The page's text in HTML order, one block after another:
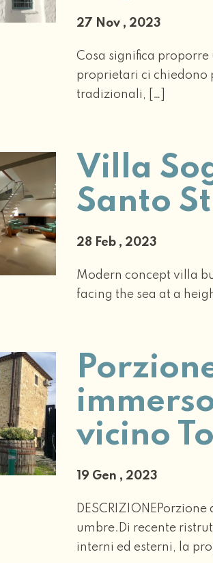
27 Nov , 2023
Cosa significa
proprietari ci chiedono
tradizionali, […]
Villa
Santo
28 Feb , 2023
Modern concept villa
facing the sea at a
vicino
19 Gen , 2023
umbre.Di recente
interni ed esterni, la